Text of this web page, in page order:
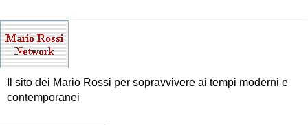
Il sito dei Mario Rossi per sopravvivere ai tempi moderni e
contemporanei